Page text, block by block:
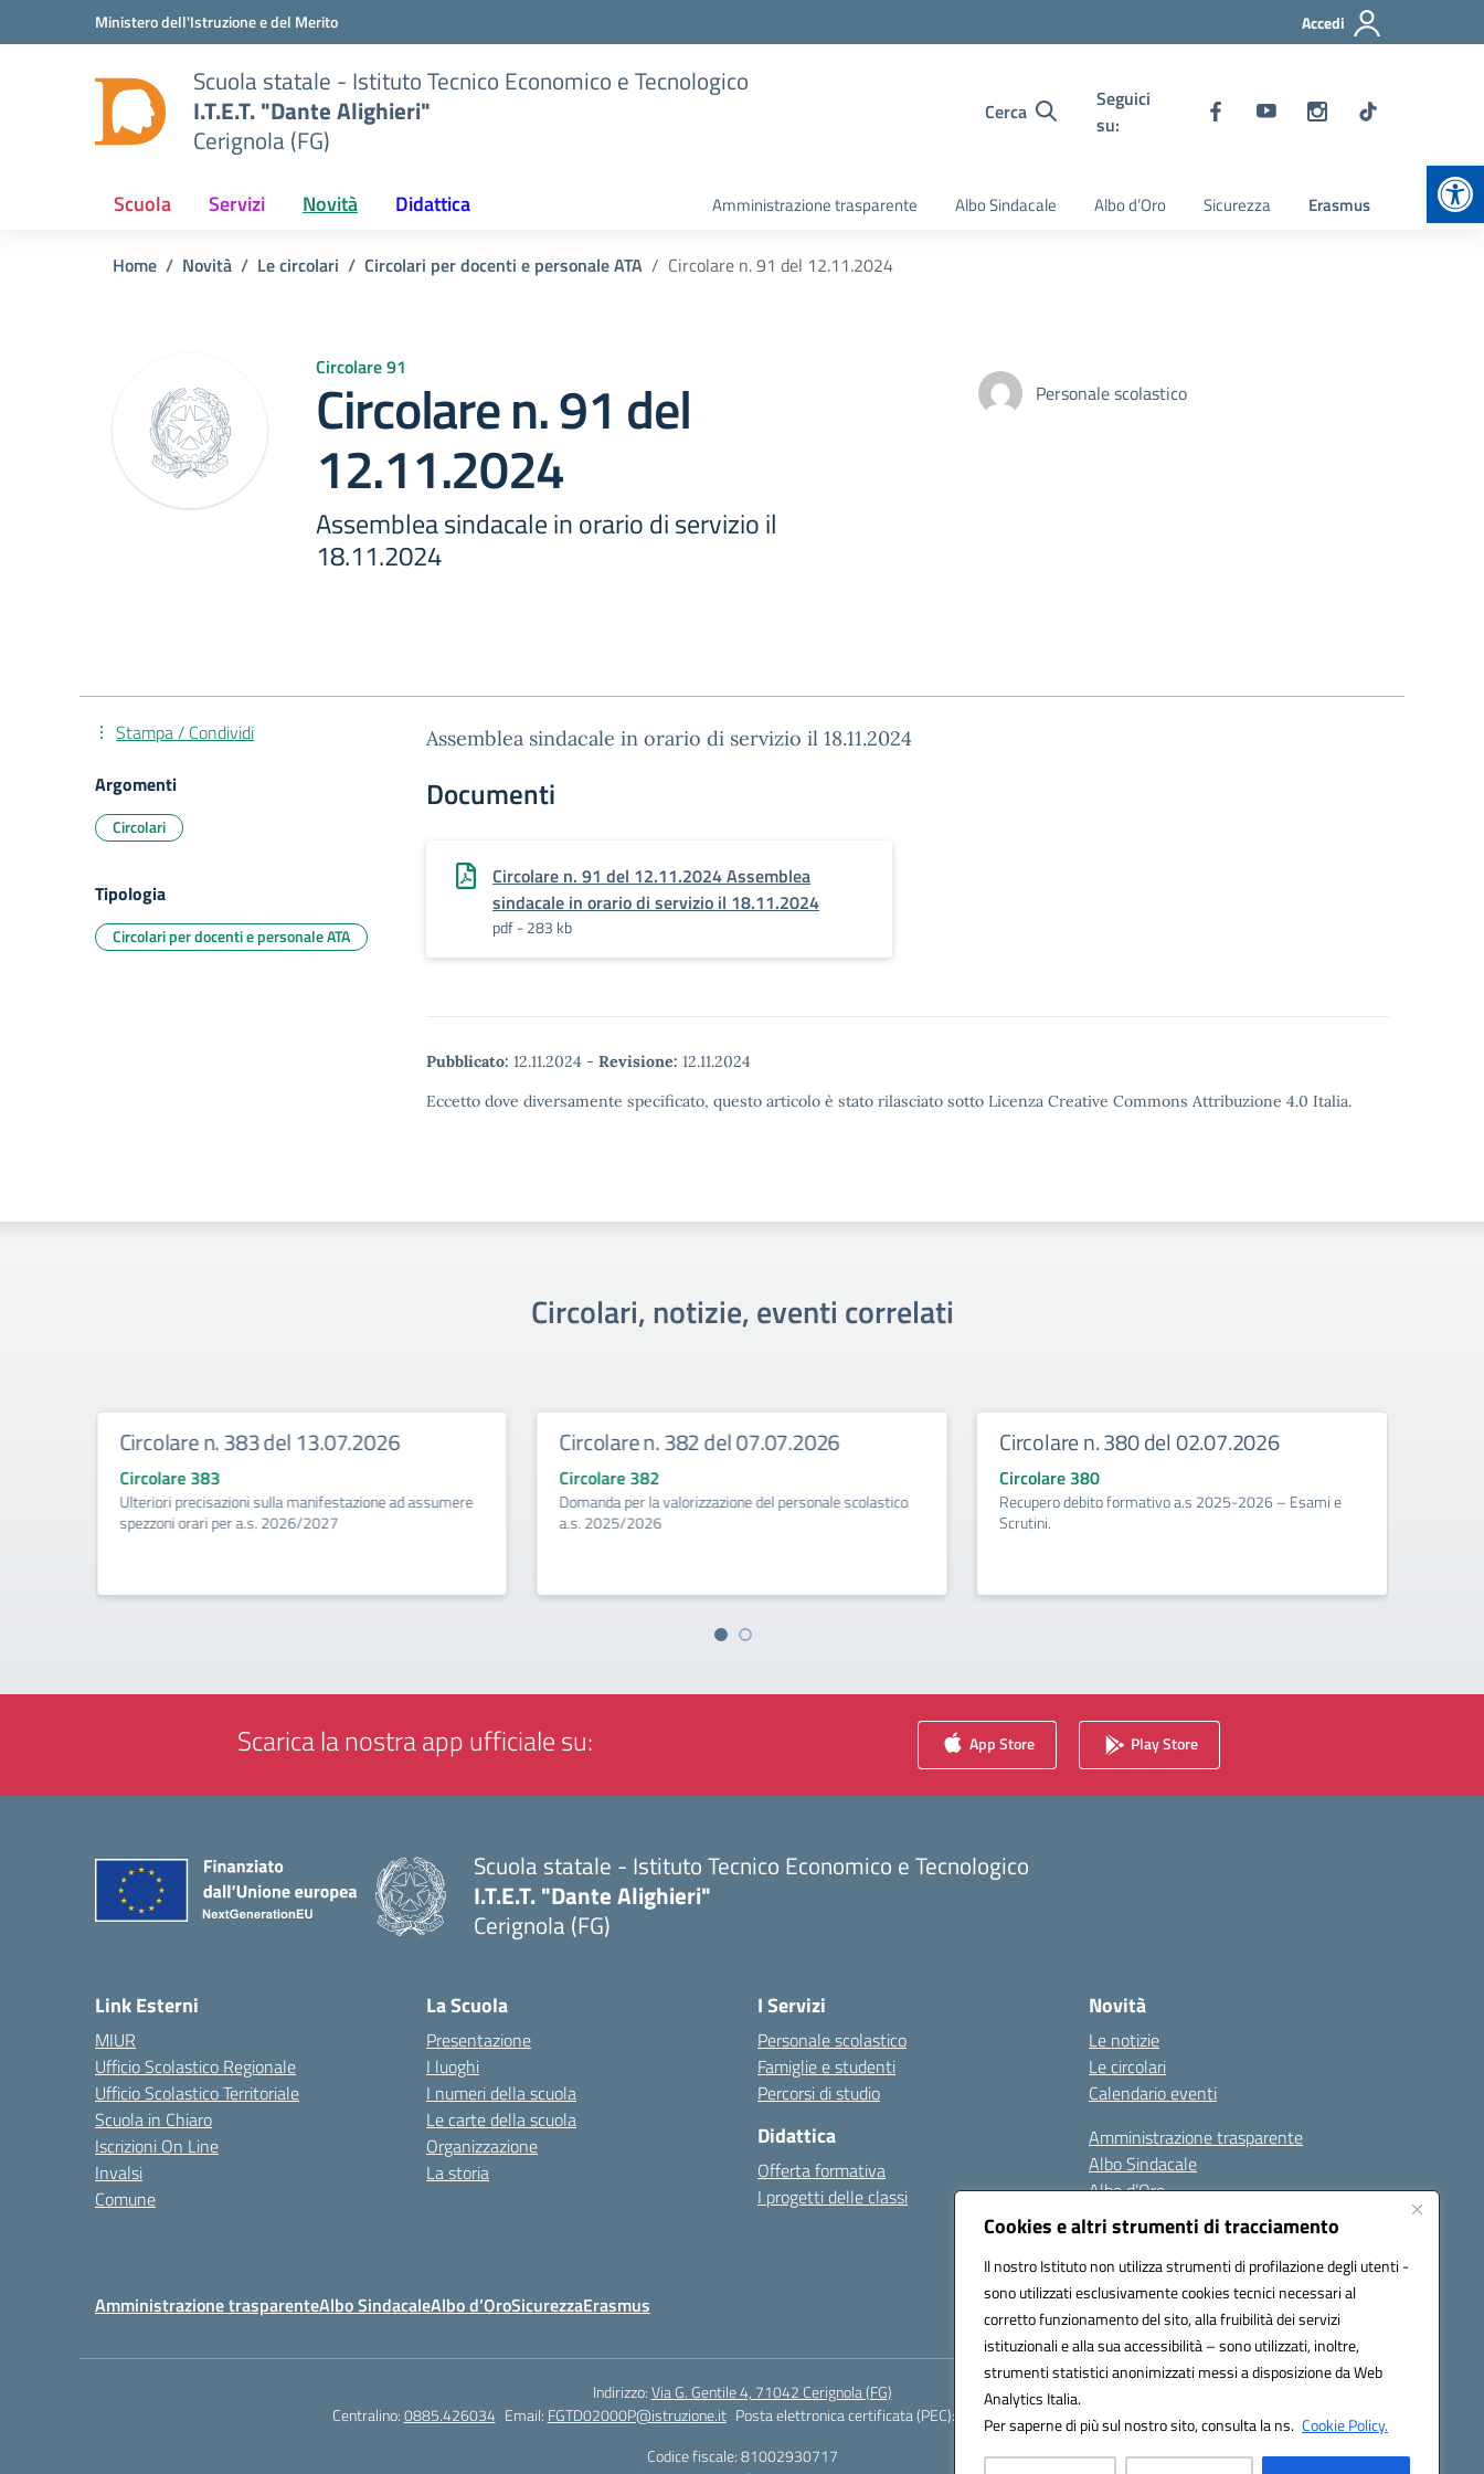
Cookies e altri strumenti di tracciamento
Il nostro Istituto non utilizza strumenti di profilazione degli utenti -
sono utilizzati esclusivamente cookies tecnici necessari al
corretto funzionamento del sito, alla fruibilità dei servizi
istituzionali e alla sua accessibilità – sono utilizzati, inoltre,
strumenti statistici anonimizzati messi a disposizione da Web
Analytics Italia.
Per saperne di più sul nostro sito, consulta la ns. Cookie Policy.
Vai ai contenuti
Vai al menu di navigazioneMinistero dell'Istruzione e del Merito Accedi
Scuola statale - Istituto Tecnico Economico e Tecnologico
I.T.E.T. "Dante Alighieri"
Cerignola (FG)
Cerca
Seguici
su:
Scuola Servizi Novità Didattica Amministrazione trasparente Albo Sindacale Albo d’Oro Sicurezza Erasmus
Home Novità Le circolari Circolari per docenti e personale ATA Circolare n. 91 del 12.11.2024
Circolare 91
Circolare n. 91 del
12.11.2024
Assemblea sindacale in orario di servizio il
18.11.2024
Personale scolastico
Assemblea sindacale in orario di servizio il 18.11.2024
Documenti
Circolare n. 91 del 12.11.2024 Assemblea
sindacale in orario di servizio il 18.11.2024
pdf - 283 kb
Pubblicato: 12.11.2024 - Revisione: 12.11.2024
Eccetto dove diversamente specificato, questo articolo è stato rilasciato sotto Licenza Creative Commons Attribuzione 4.0 Italia.
Stampa / Condividi
Argomenti
Circolari
Tipologia
Circolari per docenti e personale ATA
Circolari, notizie, eventi correlati
Circolare n. 383 del 13.07.2026
Circolare 383
Ulteriori precisazioni sulla manifestazione ad assumere
spezzoni orari per a.s. 2026/2027
Circolare n. 382 del 07.07.2026
Circolare 382
Domanda per la valorizzazione del personale scolastico
a.s. 2025/2026
Circolare n. 380 del 02.07.2026
Circolare 380
Recupero debito formativo a.s 2025-2026 – Esami e
Scrutini.
Scarica la nostra app ufficiale su: App Store Play Store
Scuola statale - Istituto Tecnico Economico e Tecnologico
I.T.E.T. "Dante Alighieri"
Cerignola (FG)
Link Esterni
MIUR
Ufficio Scolastico Regionale
Ufficio Scolastico Territoriale
Scuola in Chiaro
Iscrizioni On Line
Invalsi
Comune
La Scuola
Presentazione
I luoghi
I numeri della scuola
Le carte della scuola
Organizzazione
La storia
I Servizi
Personale scolastico
Famiglie e studenti
Percorsi di studio
Didattica
Offerta formativa
I progetti delle classi
Novità
Le notizie
Le circolari
Calendario eventi
Amministrazione trasparente
Albo Sindacale
Albo d’Oro
Sicurezza
Erasmus
Amministrazione trasparenteAlbo SindacaleAlbo d’OroSicurezzaErasmus Seguici su:
Indirizzo:Via G. Gentile 4, 71042 Cerignola (FG)
Centralino:0885.426034 Email: FGTD02000P@istruzione.it Posta elettronica certificata (PEC):
fgtd02000p@pec.istruzione.it
Codice fiscale: 81002930717